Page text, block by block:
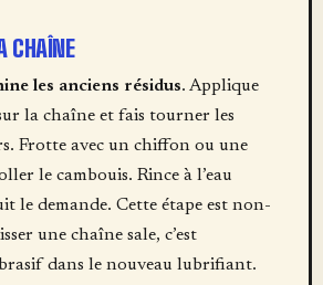
CHAÎNE
les anciens résidus. Applique
la chaîne et fais tourner les
Frotte avec un chiffon ou une
le cambouis. Rince à l’eau
le demande. Cette étape est non-
une chaîne sale, c’est
dans le nouveau lubrifiant.